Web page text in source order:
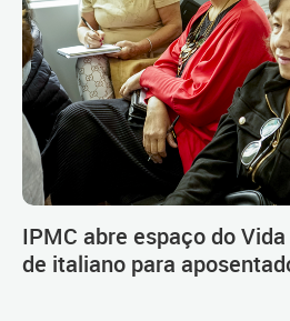
IPMC abre espaço do
de italiano para